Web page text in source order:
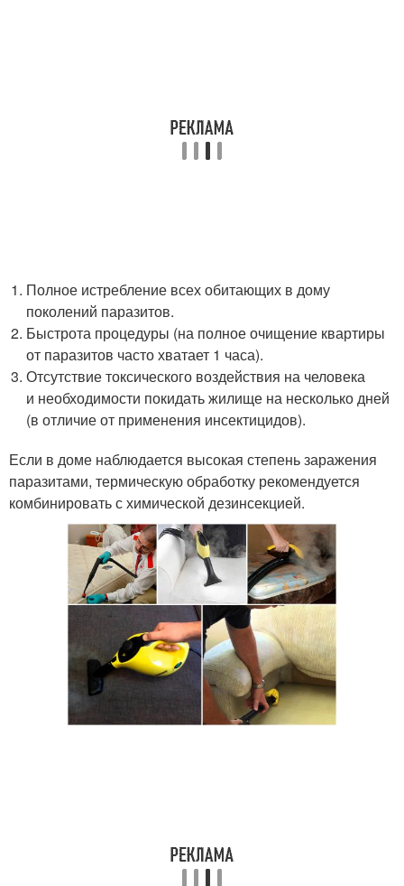
Полное истребление всех обитающих в дому
поколений паразитов.
Быстрота процедуры (на полное очищение квартиры
от паразитов часто хватает 1 часа).
Отсутствие токсического воздействия на человека
и необходимости покидать жилище на несколько дней
(в отличие от применения инсектицидов).
Если в доме наблюдается высокая степень заражения
паразитами, термическую обработку рекомендуется
комбинировать с химической дезинсекцией.